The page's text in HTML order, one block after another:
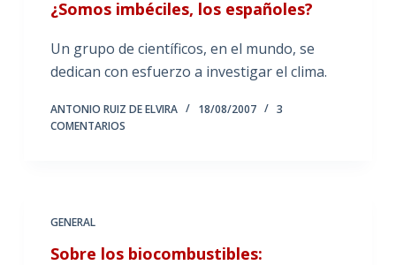
¿Somos imbéciles, los españoles?
Un grupo de científicos, en el mundo, se
dedican con esfuerzo a investigar el clima.
ANTONIO RUIZ DE ELVIRA 18/08/2007
3
COMENTARIOS
GENERAL
Sobre los biocombustibles: